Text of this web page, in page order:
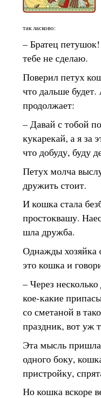
так ласково:
– Братец
тебе не сделаю.
Поверил петух
что дальше
продолжает:
– Давай с тобой
кукарекай, а я за
что добуду, буду
Петух молча
дружить стоит.
И кошка стала
простоквашу.
шла дружба.
Однажды хозяйка
это кошка и
– Через
кое-какие
со сметаной в
праздник, вот уж
Эта мысль
одного боку,
пристройку,
Но кошка вскоре